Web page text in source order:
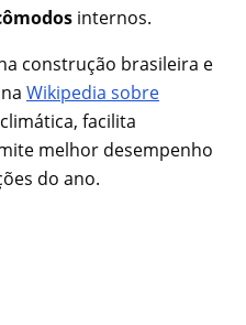
internos.
construção brasileira e
Wikipedia sobre
facilita
melhor desempenho
do ano.